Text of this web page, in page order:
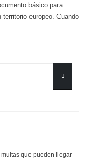
básico para
europeo. Cuando
que pueden llegar